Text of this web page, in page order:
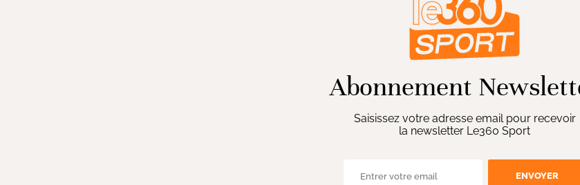
Abonnement
Saisissez votre adresse email pour recevoir
la newsletter Le360 Sport
ENVOYER